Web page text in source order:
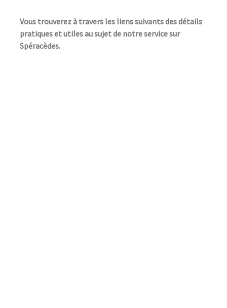
Vous trouverez à travers les liens suivants des détails
pratiques et utiles au sujet de notre service sur
Spéracèdes.